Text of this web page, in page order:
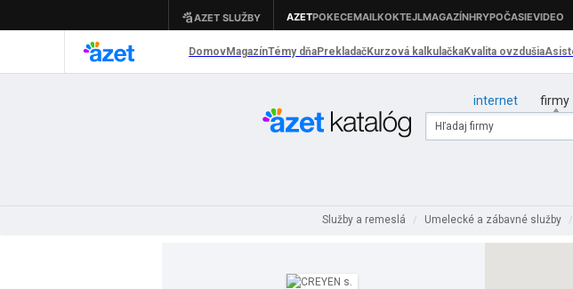
internet firmy
Služby a remeslá / Umelecké a zábavné služby /